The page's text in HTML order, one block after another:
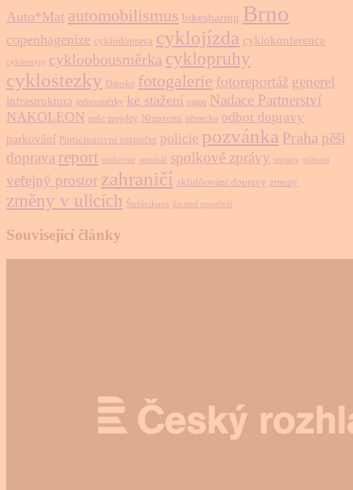
Auto*Mat automobilismus bikesharing Brno
copenhagenize cyklodoprava cyklojízda cyklokonference
cyklomýty cykloobousměrka cyklopruhy
cyklostezky Dánsko fotogalerie fotoreportáž generel
infrastruktura jednosměrky ke stažení mapa Nadace Partnerství
NAKOLEON naše projekty Nizozemí německo odbor dopravy
parkování Participativní rozpočet policie pozvánka Praha pěší
doprava report rozhovor seminář spolkové zprávy stojany stížnost
veřejný prostor zahraničí zklidňování dopravy zmeny
změny v ulicích Štefánikova životní prostředí
Související články